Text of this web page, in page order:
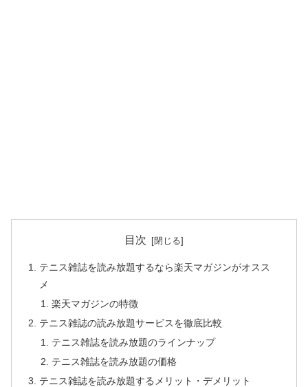
目次
テニス雑誌を読み放題するなら楽天マガジンがオスス
メ
楽天マガジンの特徴
テニス雑誌の読み放題サービスを徹底比較
テニス雑誌を読み放題のラインナップ
テニス雑誌を読み放題の価格
テニス雑誌を読み放題するメリット・デメリット